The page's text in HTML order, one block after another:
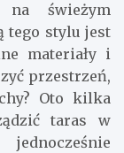
na świeżym
tego stylu jest
materiały i
przestrzeń,
Oto kilka
taras w